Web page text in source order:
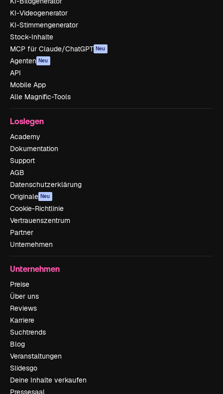
KI-Videogenerator
KI-Stimmengenerator
Stock-Inhalte
MCP für Claude/ChatGPT Neu
Agenten Neu
API
Mobile App
Alle Magnific-Tools
Loslegen
Academy
Dokumentation
Support
AGB
Datenschutzerklärung
Originale Neu
Cookie-Richtlinie
Vertrauenszentrum
Partner
Unternehmen
Unternehmen
Preise
Über uns
Reviews
Karriere
Suchtrends
Blog
Veranstaltungen
Slidesgo
Deine Inhalte verkaufen
Pressesaal